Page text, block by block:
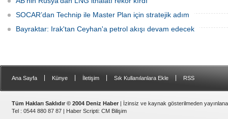
SOCAR’dan Technip ile Master Plan için stratejik adım
Bayraktar: Irak'tan Ceyhan'a petrol akışı devam edecek
Ana Sayfa Künye İletişim Sık Kullanılanlara Ekle RSS
Tüm Hakları Saklıdır © 2004 Deniz Haber | İzinsiz ve kaynak gösterilmeden
Tel : 0544 880 87 87 | Haber Scripti: CM Bilişim